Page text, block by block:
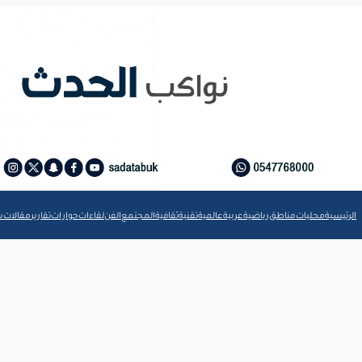
الرئيسيةمحلياتمناطقرياضيةعربيةعالميةتقنيةثقافيةالمجتمعالفنلقاءاتحواراتتقاريرمقالات